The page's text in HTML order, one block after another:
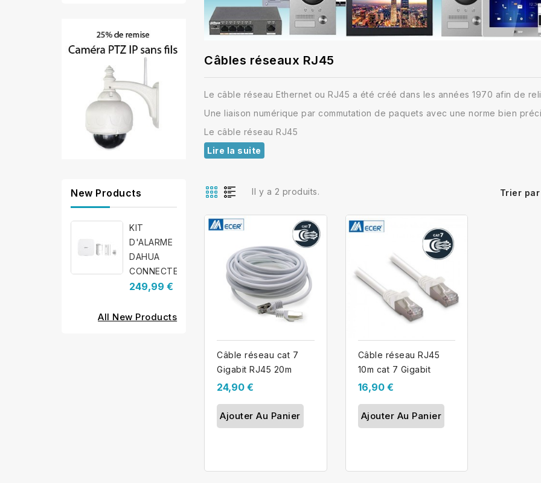
New Products
KIT
D'ALARME
DAHUA
CONNECTER...
249,99 €
All New Products
Câbles réseaux RJ45
Le câble réseau Ethernet ou RJ45 a été créé dans les années 1970 afin de
Une liaison numérique par commutation de paquets avec une norme bien
Le câble réseau RJ45
Lire la suite
Il y a 2 produits. Trier
Câble réseau cat 7
Gigabit RJ45 20m
24,90 €
Ajouter Au Panier
Câble réseau RJ45
10m cat 7 Gigabit
16,90 €
Ajouter Au Panier